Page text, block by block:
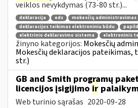
veiklos nevykdymas (73-80 str.)...
deklaracija eds mokesčių administravimas
deklaracijos teikimas elektroniniu būdu
elektrinio deklaravimo sistema
elektroninis
žinyno kategorijos: Mokesčių
Mokesčių deklaracijos pateikimas,
str.)
GB and Smith programų
licencijos įsigijimo ir
Web turinio sąrašas 2020-09-28